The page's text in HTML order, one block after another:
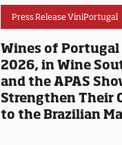
Press Release ViniPortugal
Wines of
2026, in Wine
and the APAS
Strengthen Their
to the Brazilian